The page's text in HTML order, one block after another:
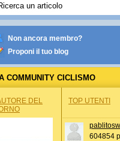
Non ancora membro?
Proponi il tuo blog
COMMUNITY CICLISMO
DEL
TOP UTENTI
604854